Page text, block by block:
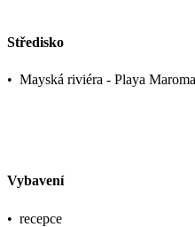
Středisko
• Mayská riviéra - Playa Maroma
Vybavení
• recepce